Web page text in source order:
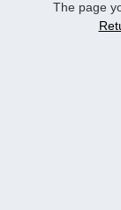
The page